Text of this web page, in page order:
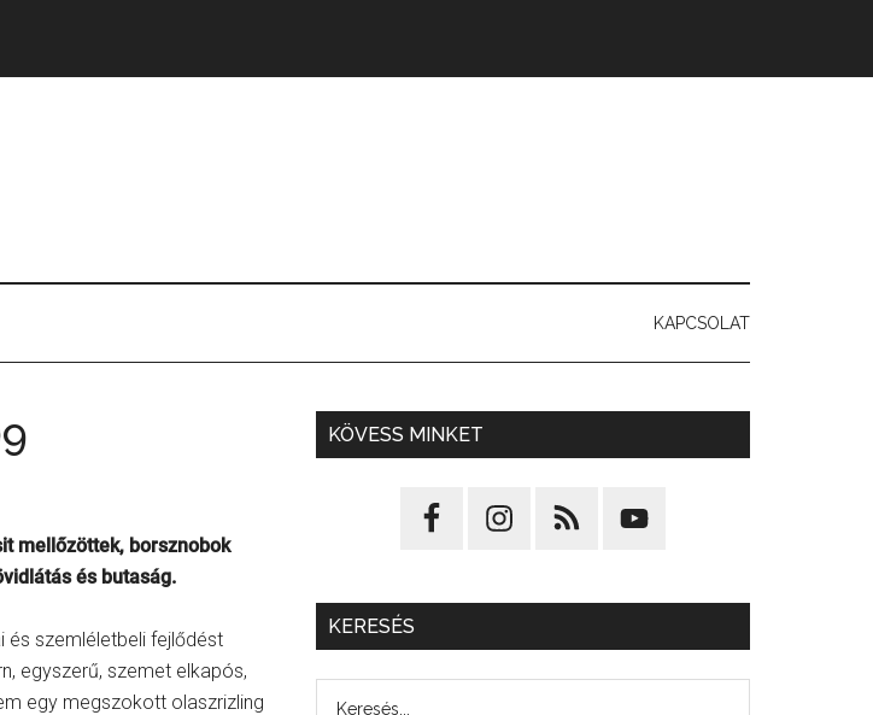
KAPCSOLAT
mellőzöttek, borsznobok
és butaság.
és szemléletbeli fejlődést
egyszerű, szemet elkapós,
egy megszokott olaszrizling
KÖVESS MINKET
KERESÉS